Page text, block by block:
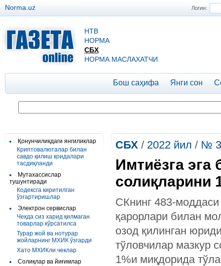
Логин:
Norma.uz
НТВ
НОРМА
СБХ
НОРМА МАСЛАХАТЧИ
Бош саҳифа Янги сон
Қонунчиликдаги янгиликлар
Криптовалюталар билан
савдо қилиш қоидалари
тасдиқланди
Мутахассислар
тушунтиради
Кодексга киритилган
ўзгартиришлар
Электрон сервислар
Чекда сиз харид қилмаган
товарлар кўрсатилса
Турар жой ва нотурар
жойларнинг МХИК ўзгарди
Хато МХИКли чеклар
Солиқлар ва йиғимлар
СБХ / 2022 йил / №
Имтиёзга эга
солиқларини
СКнинг 483-
қарорлари билан
озод қилинган
тўловчилар мазкур
1%и миқдорида